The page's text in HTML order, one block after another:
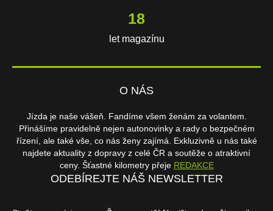
18
let magazínu
O NÁS
Jízda je naše vášeň. Fandíme všem ženám za volantem.
Přinášíme pravidelně nejen autonovinky a rady o bezpečném
řízení, ale také vše, co nás ženy zajímá. Exkluzivně u nás také
najdete aktuality z dopravy z celé ČR a soutěže o atraktivní
ceny. Šťastné kilometry přeje REDAKCE
ODEBÍREJTE NÁŠ NEWSLETTER